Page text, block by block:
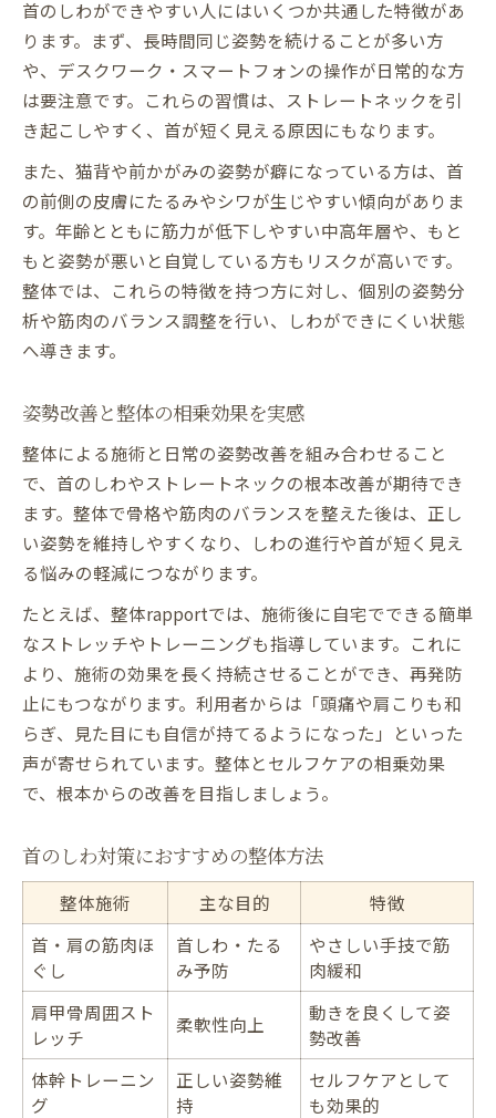
首のしわができやすい人にはいくつか共通した特徴があ
ります。まず、長時間同じ姿勢を続けることが多い方
や、デスクワーク・スマートフォンの操作が日常的な方
は要注意です。これらの習慣は、ストレートネックを引
き起こしやすく、首が短く見える原因にもなります。
また、猫背や前かがみの姿勢が癖になっている方は、首
の前側の皮膚にたるみやシワが生じやすい傾向がありま
す。年齢とともに筋力が低下しやすい中高年層や、もと
もと姿勢が悪いと自覚している方もリスクが高いです。
整体では、これらの特徴を持つ方に対し、個別の姿勢分
析や筋肉のバランス調整を行い、しわができにくい状態
へ導きます。
姿勢改善と整体の相乗効果を実感
整体による施術と日常の姿勢改善を組み合わせること
で、首のしわやストレートネックの根本改善が期待でき
ます。整体で骨格や筋肉のバランスを整えた後は、正し
い姿勢を維持しやすくなり、しわの進行や首が短く見え
る悩みの軽減につながります。
たとえば、整体rapportでは、施術後に自宅でできる簡単
なストレッチやトレーニングも指導しています。これに
より、施術の効果を長く持続させることができ、再発防
止にもつながります。利用者からは「頭痛や肩こりも和
らぎ、見た目にも自信が持てるようになった」といった
声が寄せられています。整体とセルフケアの相乗効果
で、根本からの改善を目指しましょう。
首のしわ対策におすすめの整体方法
整体施術 主な目的
特徴
首・肩の筋肉ほ
ぐし
首しわ・たる
み予防
やさしい手技で筋
肉緩和
肩甲骨周囲スト
レッチ
柔軟性向上
動きを良くして姿
勢改善
体幹トレーニン
グ
正しい姿勢維
持
セルフケアとして
も効果的